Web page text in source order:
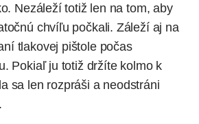
Nezáleží totiž len na tom, aby
chvíľu počkali. Záleží aj na
tlakovej pištole počas
Pokiaľ ju totiž držíte kolmo k
sa len rozpráši a neodstráni